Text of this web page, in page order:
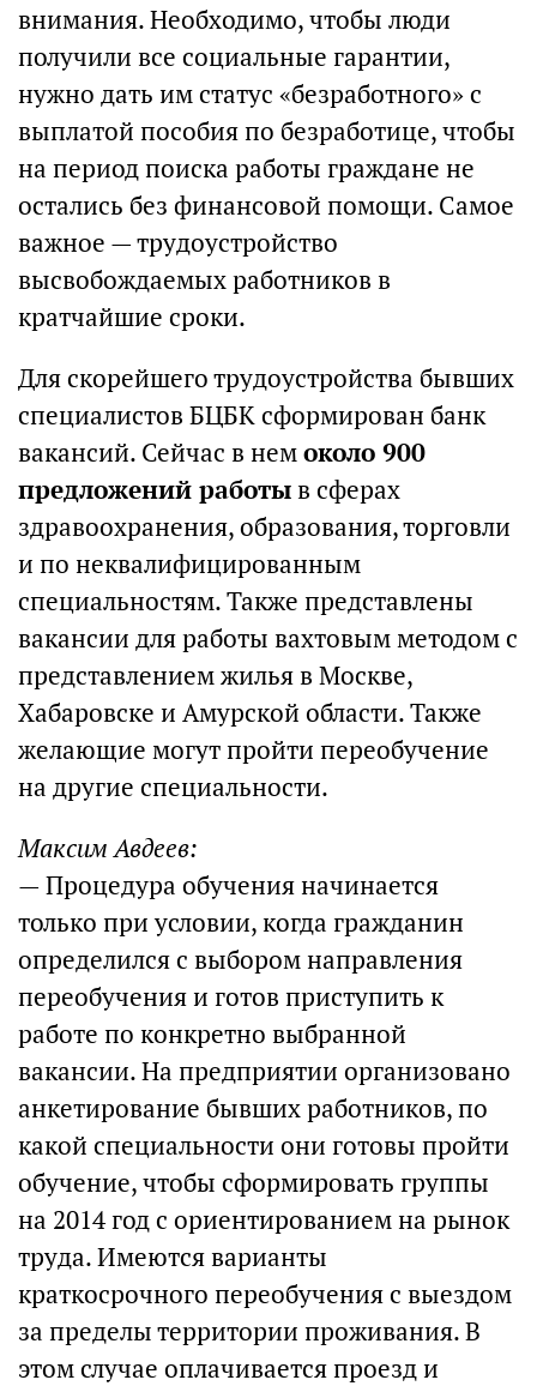
внимания. Необходимо, чтобы люди
получили все социальные гарантии,
нужно дать им статус «безработного» с
выплатой пособия по безработице, чтобы
на период поиска работы граждане не
остались без финансовой помощи. Самое
важное — трудоустройство
высвобождаемых работников в
кратчайшие сроки.
Для скорейшего трудоустройства бывших
специалистов БЦБК сформирован банк
вакансий. Сейчас в немоколо 900
предложений работыв сферах
здравоохранения, образования, торговли
и по неквалифицированным
специальностям. Также представлены
вакансии для работы вахтовым методом с
представлением жилья в Москве,
Хабаровске и Амурской области. Также
желающие могут пройти переобучение
на другие специальности.
Максим Авдеев:
— Процедура обучения начинается
только при условии, когда гражданин
определился с выбором направления
переобучения и готов приступить к
работе по конкретно выбранной
вакансии. На предприятии организовано
анкетирование бывших работников, по
какой специальности они готовы пройти
обучение, чтобы сформировать группы
на 2014 год с ориентированием на рынок
труда. Имеются варианты
краткосрочного переобучения с выездом
за пределы территории проживания. В
этом случае оплачивается проезд и